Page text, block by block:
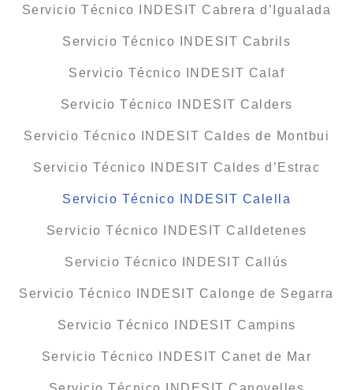
Servicio Técnico INDESIT Cabrera d’Igualada
Servicio Técnico INDESIT Cabrils
Servicio Técnico INDESIT Calaf
Servicio Técnico INDESIT Calders
Servicio Técnico INDESIT Caldes de Montbui
Servicio Técnico INDESIT Caldes d’Estrac
Servicio Técnico INDESIT Calella
Servicio Técnico INDESIT Calldetenes
Servicio Técnico INDESIT Callús
Servicio Técnico INDESIT Calonge de Segarra
Servicio Técnico INDESIT Campins
Servicio Técnico INDESIT Canet de Mar